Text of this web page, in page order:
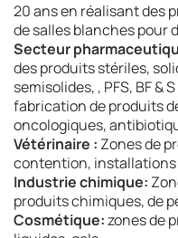
20 ans en réalisant des
de salles blanches pour
Secteur
des produits stériles,
semisolides, , PFS, BF &
fabrication de produits
oncologiques,
Vétérinaire : Zones de
contention, installations
Industrie chimique:
produits chimiques, de
Cosmétique:zones de